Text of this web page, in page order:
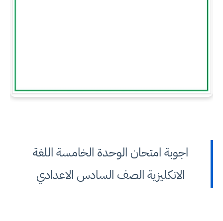
اجوبة امتحان الوحدة الخامسة اللغة
الانكليزية الصف السادس الاعدادي